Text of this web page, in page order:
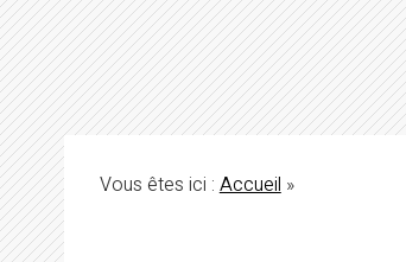
Vous êtes ici :Accueil»